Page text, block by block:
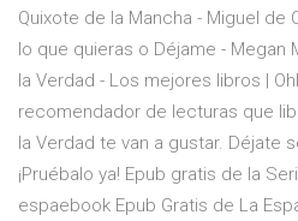
Quixote de la Mancha - Miguel de
lo que quieras o Déjame - Megan
la Verdad - Los mejores libros |
recomendador de lecturas que
la Verdad te van a gustar. Déjate
¡Pruébalo ya! Epub gratis de la
espaebook Epub Gratis de La